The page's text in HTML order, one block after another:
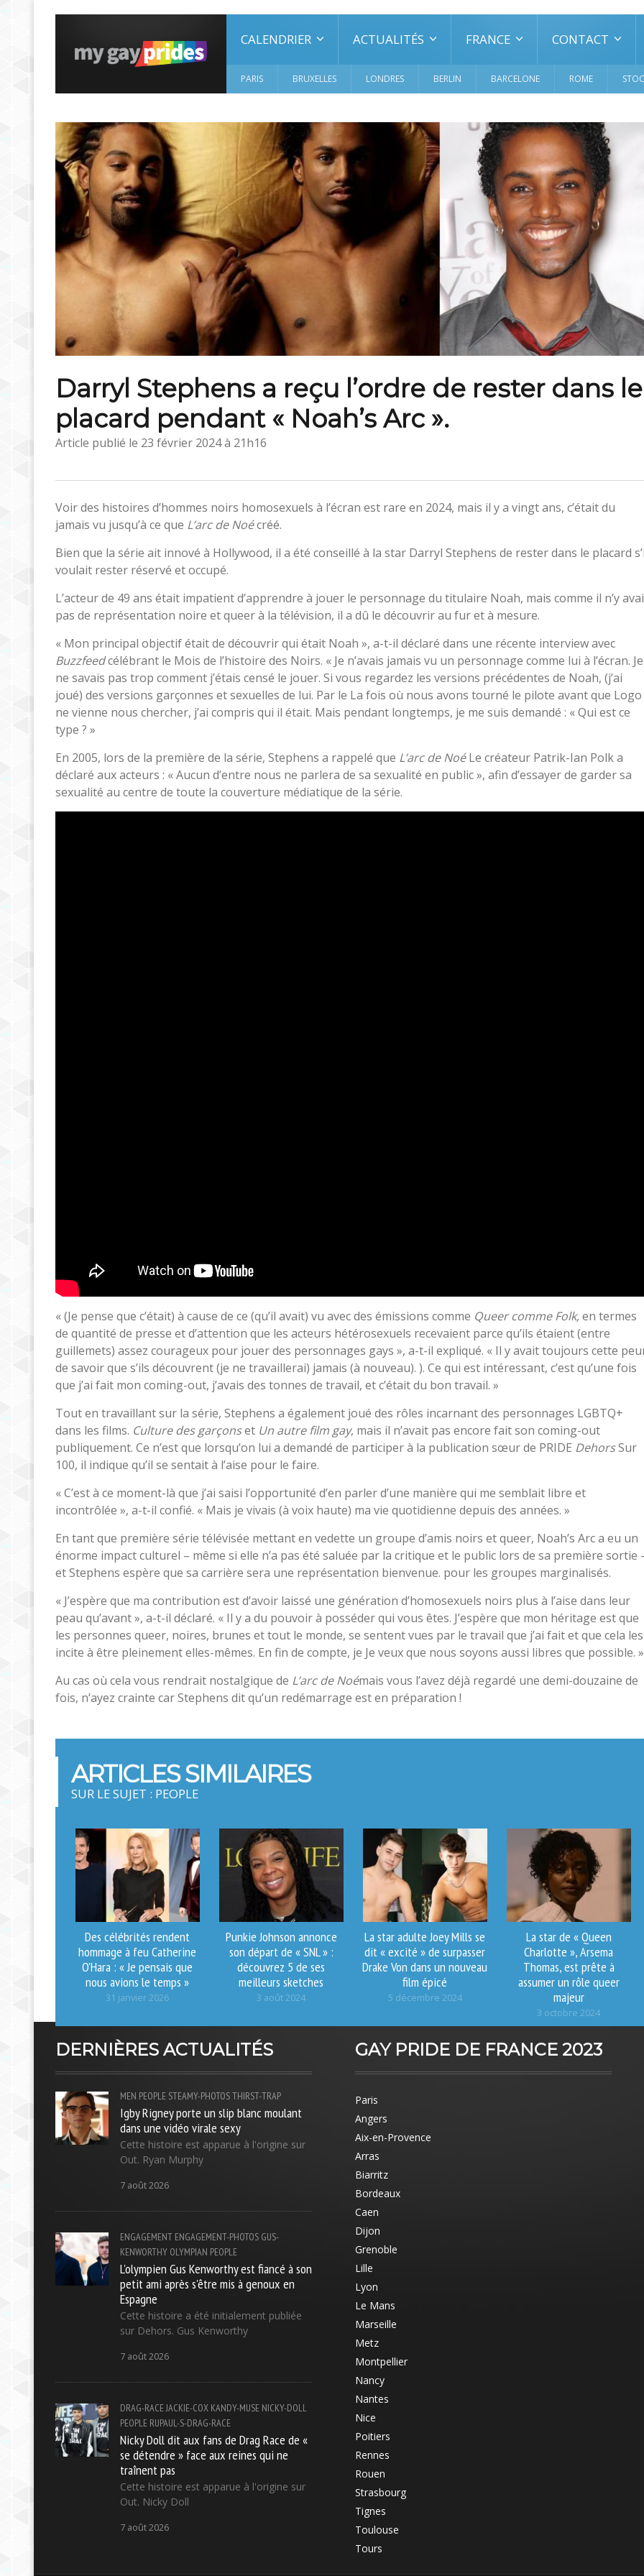
CALENDRIER ACTUALITÉS FRANCE CONTACT
PARIS BRUXELLES LONDRES BERLIN BARCELONE ROME
Darryl Stephens a reçu l’ordre de rester dans le
placard pendant « Noah’s Arc ».
Article publié le 23 février 2024 à 21h16
Voir des histoires d’hommes noirs homosexuels à l’écran est rare en 2024, mais il y a vingt ans, c’était du
jamais vu jusqu’à ce que L’arc de Noécréé.
Bien que la série ait innové à Hollywood, il a été conseillé à la star Darryl Stephens de rester dans le placard
voulait rester réservé et occupé.
L’acteur de 49 ans était impatient d’apprendre à jouer le personnage du titulaire Noah, mais comme il n’y
pas de représentation noire et queer à la télévision, il a dû le découvrir au fur et à mesure.
« Mon principal objectif était de découvrir qui était Noah », a-t-il déclaré dans une récente interview avec
Buzzfeedcélébrant le Mois de l’histoire des Noirs. « Je n’avais jamais vu un personnage comme lui à l’écran. Je
ne savais pas trop comment j’étais censé le jouer. Si vous regardez les versions précédentes de Noah, (j’ai
joué) des versions garçonnes et sexuelles de lui. Par le La fois où nous avons tourné le pilote avant que Logo
ne vienne nous chercher, j’ai compris qui il était. Mais pendant longtemps, je me suis demandé : « Qui est ce
type ? »
En 2005, lors de la première de la série, Stephens a rappelé que L’arc de NoéLe créateur Patrik-Ian Polk a
déclaré aux acteurs : « Aucun d’entre nous ne parlera de sa sexualité en public », afin d’essayer de garder sa
sexualité au centre de toute la couverture médiatique de la série.
« (Je pense que c’était) à cause de ce (qu’il avait) vu avec des émissions comme Queer comme Folk,en termes
de quantité de presse et d’attention que les acteurs hétérosexuels recevaient parce qu’ils étaient (entre
guillemets) assez courageux pour jouer des personnages gays », a-t-il expliqué. « Il y avait toujours cette
de savoir que s’ils découvrent (je ne travaillerai) jamais (à nouveau). ). Ce qui est intéressant, c’est qu’une fois
que j’ai fait mon coming-out, j’avais des tonnes de travail, et c’était du bon travail. »
Tout en travaillant sur la série, Stephens a également joué des rôles incarnant des personnages LGBTQ+
dans les films. Culture des garçonset Un autre film gay, mais il n’avait pas encore fait son coming-out
publiquement. Ce n’est que lorsqu’on lui a demandé de participer à la publication sœur de PRIDE DehorsSur
100, il indique qu’il se sentait à l’aise pour le faire.
« C’est à ce moment-là que j’ai saisi l’opportunité d’en parler d’une manière qui me semblait libre et
incontrôlée », a-t-il confié. « Mais je vivais (à voix haute) ma vie quotidienne depuis des années. »
En tant que première série télévisée mettant en vedette un groupe d’amis noirs et queer, Noah’s Arc a eu un
énorme impact culturel – même si elle n’a pas été saluée par la critique et le public lors de sa première sortie
et Stephens espère que sa carrière sera une représentation bienvenue. pour les groupes marginalisés.
« J’espère que ma contribution est d’avoir laissé une génération d’homosexuels noirs plus à l’aise dans leur
peau qu’avant », a-t-il déclaré. « Il y a du pouvoir à posséder qui vous êtes. J’espère que mon héritage est que
les personnes queer, noires, brunes et tout le monde, se sentent vues par le travail que j’ai fait et que cela les
incite à être pleinement elles-mêmes. En fin de compte, je Je veux que nous soyons aussi libres que possible. »
Au cas où cela vous rendrait nostalgique de L’arc de Noémais vous l’avez déjà regardé une demi-douzaine de
fois, n’ayez crainte car Stephens dit qu’un redémarrage est en préparation !
ARTICLES SIMILAIRES
SUR LE SUJET : PEOPLE
Des célébrités rendent
hommage à feu Catherine
O'Hara : « Je pensais que
nous avions le temps »
31 janvier 2026
Punkie Johnson annonce
son départ de « SNL » :
découvrez 5 de ses
meilleurs sketches
3 août 2024
La star adulte Joey Mills se
dit « excité » de surpasser
Drake Von dans un nouveau
film épicé
5 décembre 2024
La star de « Queen
Charlotte », Arsema
Thomas, est prête à
assumer un rôle queer
majeur
3 octobre 2024
DERNIÈRES ACTUALITÉS
MEN PEOPLE STEAMY-PHOTOSTHIRST-TRAP
Igby Rigney porte un slip blanc moulant
dans une vidéo virale sexy
Cette histoire est apparue à l'origine sur
Out. Ryan Murphy
7 août 2026
ENGAGEMENT ENGAGEMENT-PHOTOS GUS-
KENWORTHY OLYMPIAN PEOPLE
L'olympien Gus Kenworthy est fiancé à son
petit ami après s'être mis à genoux en
Espagne
Cette histoire a été initialement publiée
sur Dehors. Gus Kenworthy
7 août 2026
DRAG-RACEJACKIE-COX KANDY-MUSE NICKY-DOLL
PEOPLE RUPAUL-S-DRAG-RACE
Nicky Doll dit aux fans de Drag Race de «
se détendre » face aux reines qui ne
traînent pas
Cette histoire est apparue à l'origine sur
Out. Nicky Doll
7 août 2026
GAY PRIDE DE FRANCE 2023
Paris
Angers
Aix-en-Provence
Arras
Biarritz
Bordeaux
Caen
Dijon
Grenoble
Lille
Lyon
Le Mans
Marseille
Metz
Montpellier
Nancy
Nantes
Nice
Poitiers
Rennes
Rouen
Strasbourg
Tignes
Toulouse
Tours